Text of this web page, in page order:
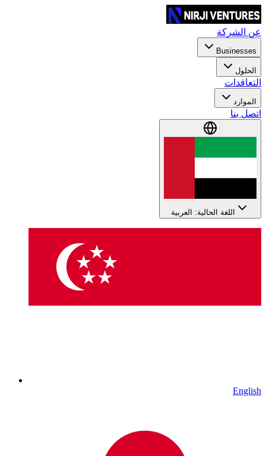
عن الشركة
Businesses
الحلول
التعاقدات
الموارد
اتصل بنا
اللغة الحالية: العربية
English